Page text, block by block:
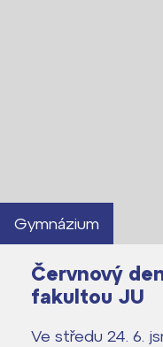
Gymnázium
Červnový
fakultou JU
Ve středu 24. 6.